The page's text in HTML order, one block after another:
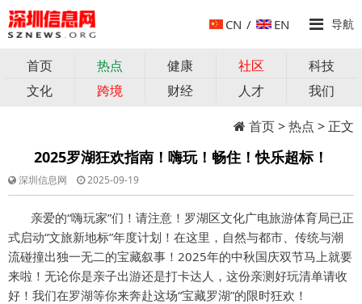
CN / EN 导航
首页 热点 健康 社区
科技
文化
跨境 财经 人才
我们
首页>热点 > 正文
2025罗湖狂欢指南！嗨玩！畅住！快乐超标！
深圳信息网 2025-09-19
亲爱的“嗨玩家”们！请注意！罗湖区文化广电旅游体育局已正
式启动“文旅新地标”年度计划！在这里，自然与都市、传统与潮
流碰撞出独一无二的宝藏叙事！2025年的中秋国庆双节马上就要
来啦！无论你是亲子出游还是打卡达人，这份亲测好玩清单请收
好！我们在罗湖等你来奔赴这场“宝藏罗湖”的限时狂欢！